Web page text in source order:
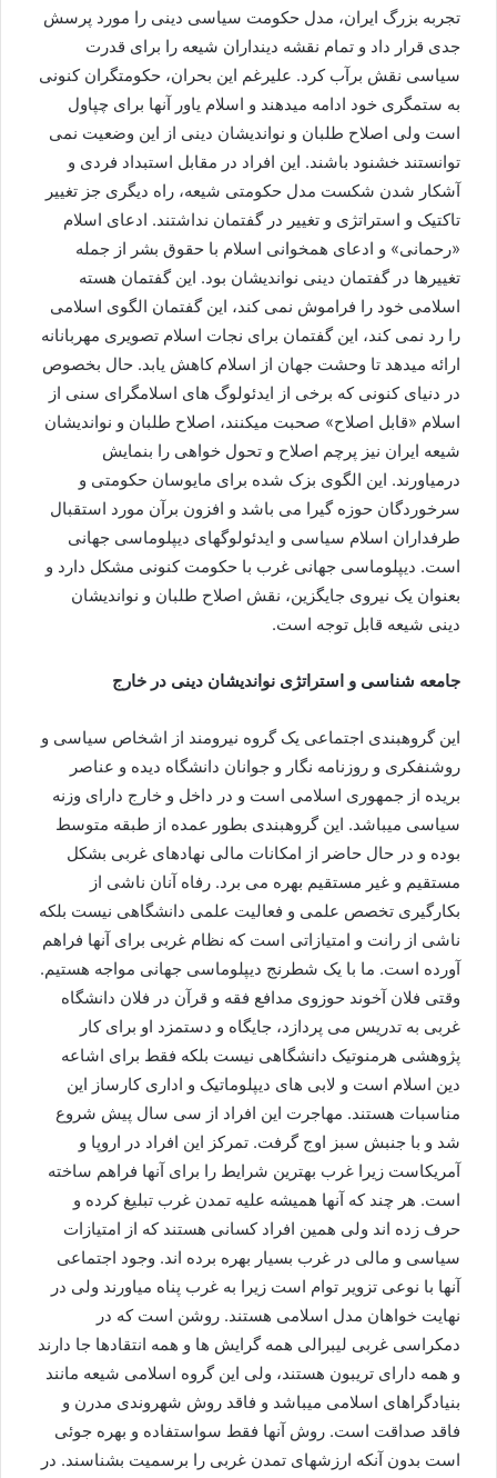
تجربه بزرگ ایران، مدل حکومت سیاسی دینی را مورد پرسش
جدی قرار داد و تمام نقشه دینداران شیعه را برای قدرت
سیاسی نقش برآب کرد. علیرغم این بحران، حکومتگران کنونی
به ستمگری خود ادامه میدهند و اسلام یاور آنها برای چپاول
است ولی اصلاح طلبان و نواندیشان دینی از این وضعیت نمی
توانستند خشنود باشند. این افراد در مقابل استبداد فردی و
آشکار شدن شکست مدل حکومتی شیعه، راه دیگری جز تغییر
تاکتیک و استراتژی و تغییر در گفتمان نداشتند. ادعای اسلام
«رحمانی» و ادعای همخوانی اسلام با حقوق بشر از جمله
تغییرها در گفتمان دینی نواندیشان بود. این گفتمان هسته
اسلامی خود را فراموش نمی کند، این گفتمان الگوی اسلامی
را رد نمی کند، این گفتمان برای نجات اسلام تصویری مهربانانه
ارائه میدهد تا وحشت جهان از اسلام کاهش یابد. حال بخصوص
در دنیای کنونی که برخی از ایدئولوگ های اسلامگرای سنی از
اسلام «قابل اصلاح» صحبت میکنند، اصلاح طلبان و نواندیشان
شیعه ایران نیز پرچم اصلاح و تحول خواهی را بنمایش
درمیاورند. این الگوی بزک شده برای مایوسان حکومتی و
سرخوردگان حوزه گیرا می باشد و افزون برآن مورد استقبال
طرفداران اسلام سیاسی و ایدئولوگهای دیپلوماسی جهانی
است. دیپلوماسی جهانی غرب با حکومت کنونی مشکل دارد و
بعنوان یک نیروی جایگزین، نقش اصلاح طلبان و نواندیشان
دینی شیعه قابل توجه است.
جامعه شناسی و استراتژی نواندیشان دینی در خارج
این گروهبندی اجتماعی یک گروه نیرومند از اشخاص سیاسی و
روشنفکری و روزنامه نگار و جوانان دانشگاه دیده و عناصر
بریده از جمهوری اسلامی است و در داخل و خارج دارای وزنه
سیاسی میباشد. این گروهبندی بطور عمده از طبقه متوسط
بوده و در حال حاضر از امکانات مالی نهادهای غربی بشکل
مستقیم و غیر مستقیم بهره می برد. رفاه آنان ناشی از
بکارگیری تخصص علمی و فعالیت علمی دانشگاهی نیست بلکه
ناشی از رانت و امتیازاتی است که نظام غربی برای آنها فراهم
آورده است. ما با یک شطرنج دیپلوماسی جهانی مواجه هستیم.
وقتی فلان آخوند حوزوی مدافع فقه و قرآن در فلان دانشگاه
غربی به تدریس می پردازد، جایگاه و دستمزد او برای کار
پژوهشی هرمنوتیک دانشگاهی نیست بلکه فقط برای اشاعه
دین اسلام است و لابی های دیپلوماتیک و اداری کارساز این
مناسبات هستند. مهاجرت این افراد از سی سال پیش شروع
شد و با جنبش سبز اوج گرفت. تمرکز این افراد در اروپا و
آمریکاست زیرا غرب بهترین شرایط را برای آنها فراهم ساخته
است. هر چند که آنها همیشه علیه تمدن غرب تبلیغ کرده و
حرف زده اند ولی همین افراد کسانی هستند که از امتیازات
سیاسی و مالی در غرب بسیار بهره برده اند. وجود اجتماعی
آنها با نوعی تزویر توام است زیرا به غرب پناه میاورند ولی در
نهایت خواهان مدل اسلامی هستند. روشن است که در
دمکراسی غربی لیبرالی همه گرایش ها و همه انتقادها جا دارند
و همه دارای تریبون هستند، ولی این گروه اسلامی شیعه مانند
بنیادگراهای اسلامی میباشد و فاقد روش شهروندی مدرن و
فاقد صداقت است. روش آنها فقط سواستفاده و بهره جوئی
است بدون آنکه ارزشهای تمدن غربی را برسمیت بشناسند. در